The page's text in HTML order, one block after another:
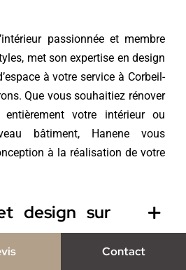
Contact
passionnée et membre
met son expertise en design
à votre service à Corbeil-
Que vous souhaitiez rénover
entièrement votre intérieur ou
bâtiment, Hanene vous
à la réalisation de votre
design sur